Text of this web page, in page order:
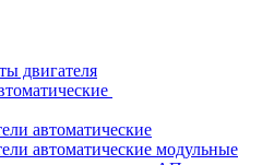
двигателя
автоматические
автоматические модульные